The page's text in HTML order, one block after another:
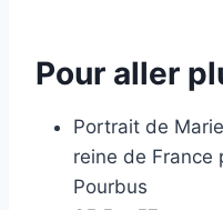
Pour aller
Portrait de
reine de France
Pourbus